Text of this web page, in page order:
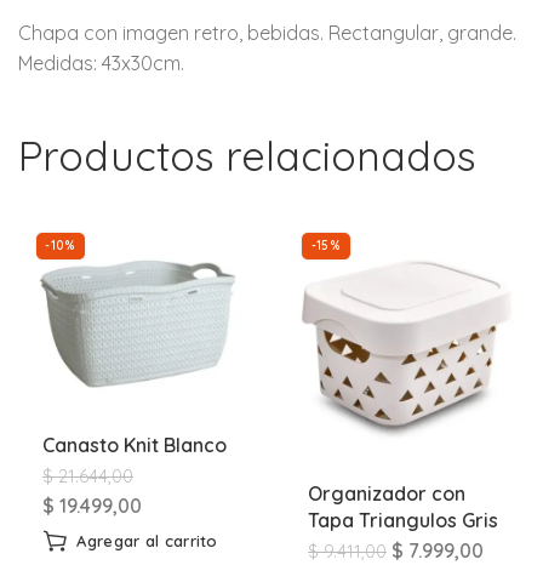
Chapa con imagen retro, bebidas. Rectangular, grande.
Medidas: 43x30cm.
Productos relacionados
-10%
Canasto Knit Blanco
$21.644,00
$ 19.499,00
Agregar al carrito
-15%
Organizador con
Tapa Triangulos Gris
$9.411,00 $ 7.999,00